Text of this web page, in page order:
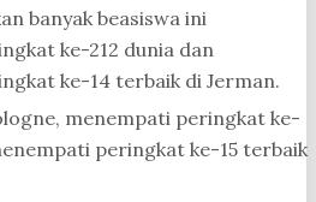
banyak beasiswa ini
ke-212 dunia dan
ke-14 terbaik di Jerman.
menempati peringkat ke-
peringkat ke-15 terbaik